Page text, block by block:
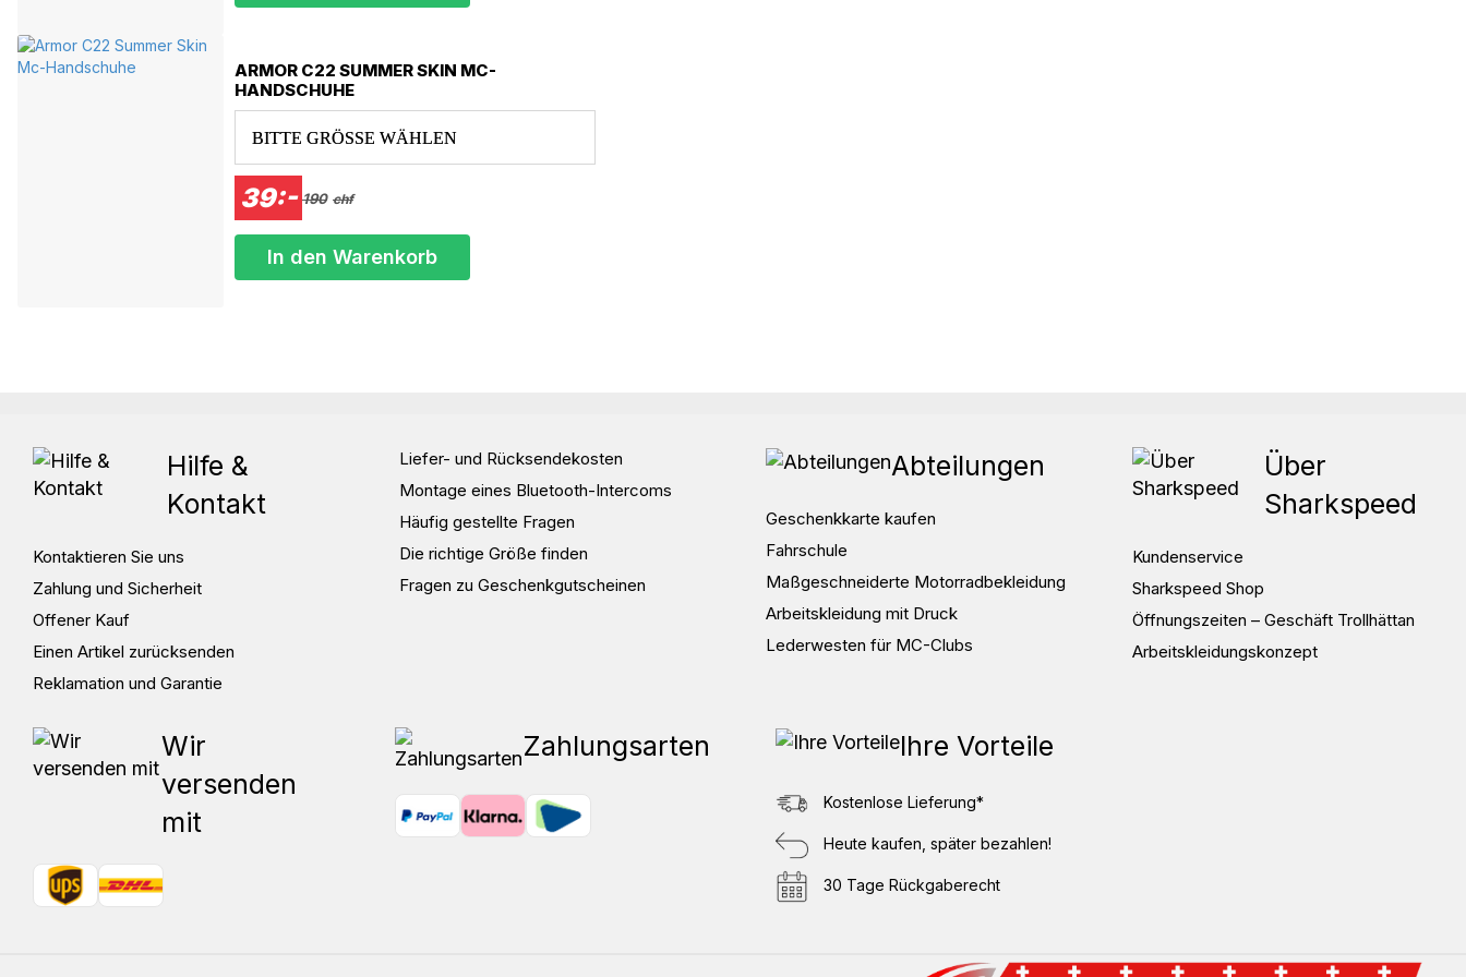
Zu den Aufbewahrungsmöglichkeiten gehören eine Brusttasche und zwei offene Innentaschen.
Zugelassen nach der Norm EN17092, CE Level 2-Schutz und leichte, atmungsaktive Konstruktion.
Gönnen Sie sich ein Höchstmaß an Stil und Sicherheit mit der ArmourGuard Diamondy Mesh-Jacke.
Größe/Größe Brust/Brust (cm) Bauch/Bauch (cm)
ARMOR C22 SUMMER SKIN MC-
HANDSCHUHE
BITTE GRÖSSE WÄHLEN
39:- 190 chf
In den Warenkorb
Hilfe &
Kontakt
Kontaktieren Sie uns
Zahlung und Sicherheit
Offener Kauf
Einen Artikel zurücksenden
Reklamation und Garantie
Liefer- und Rücksendekosten
Montage eines Bluetooth-Intercoms
Häufig gestellte Fragen
Die richtige Größe finden
Fragen zu Geschenkgutscheinen
Abteilungen
Geschenkkarte kaufen
Fahrschule
Maßgeschneiderte Motorradbekleidung
Arbeitskleidung mit Druck
Lederwesten für MC-Clubs
Über
Sharkspeed
Kundenservice
Sharkspeed Shop
Öffnungszeiten – Geschäft Trollhättan
Arbeitskleidungskonzept
Wir
versenden
mit
Zahlungsarten Ihre Vorteile
Kostenlose Lieferung*
Heute kaufen, später bezahlen!
30 Tage Rückgaberecht